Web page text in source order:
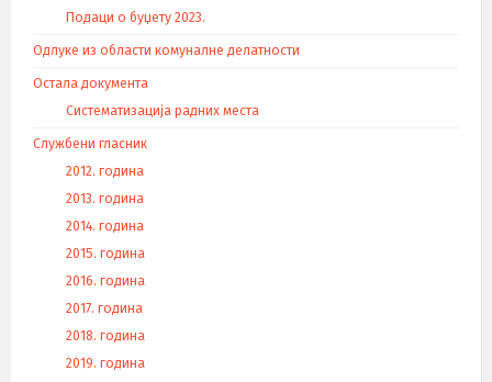
Подаци о буџету 2023.
Одлуке из области комуналне делатности
Остала документа
Систематизација радних места
Службени гласник
2012. година
2013. година
2014. година
2015. година
2016. година
2017. година
2018. година
2019. година